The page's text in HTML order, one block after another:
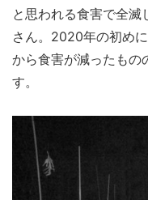
と思われる食害で全
さん。2020年の初め
から食害が減ったもの
す。